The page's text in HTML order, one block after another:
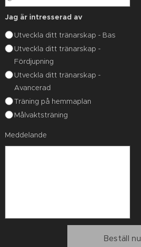
Jag är intresserad av
Utveckla ditt tränarskap - Bas
Utveckla ditt tränarskap -
Fördjupning
Utveckla ditt tränarskap -
Avancerad
Träning på hemmaplan
Målvaktsträning
Meddelande
Beställ nu